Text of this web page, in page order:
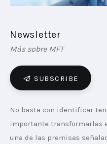
Newsletter
Más sobre MFT
SUBSCRIBE
No basta con identificar
importante transformarlas
una de las premisas